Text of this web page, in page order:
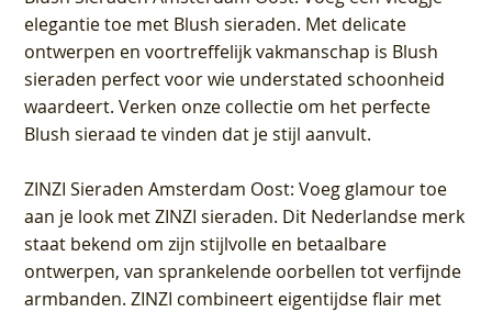
elegantie toe met Blush sieraden. Met delicate
ontwerpen en voortreffelijk vakmanschap is Blush
sieraden perfect voor wie understated schoonheid
waardeert. Verken onze collectie om het perfecte
Blush sieraad te vinden dat je stijl aanvult.
ZINZI Sieraden Amsterdam Oost: Voeg glamour toe
aan je look met ZINZI sieraden. Dit Nederlandse merk
staat bekend om zijn stijlvolle en betaalbare
ontwerpen, van sprankelende oorbellen tot verfijnde
armbanden. ZINZI combineert eigentijdse flair met